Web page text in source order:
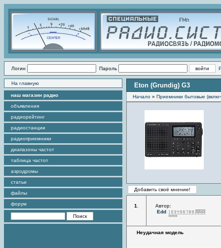
Логин Пароль
На главную
наш магазин радио
объявления
радиорейтинг
радиостанции
радиоприемники
диапазоны частот
таблица частот
аэродромы
статьи
файлы
форум
Eton (Grundig) G3
Начало » Приемники бытовые
1
Автор:
Edd
Неудачная модель